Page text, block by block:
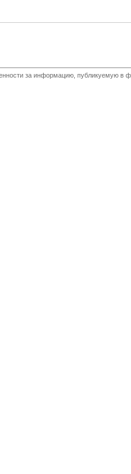
за информацию, публикуемую